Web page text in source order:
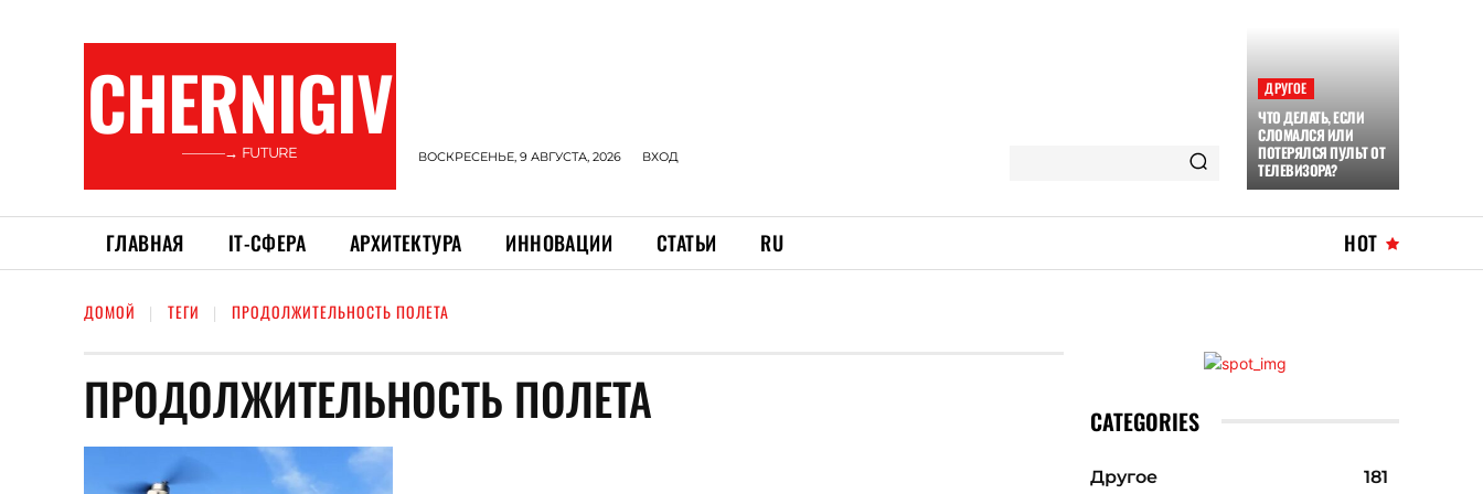
CHERNIGIV
———→ FUTURE ВОСКРЕСЕНЬЕ, 9 АВГУСТА, 2026 ВХОД
ДРУГОЕ
ЧТО ДЕЛАТЬ, ЕСЛИ
СЛОМАЛСЯ ИЛИ
ПОТЕРЯЛСЯ ПУЛЬТ ОТ
ТЕЛЕВИЗОРА?
ГЛАВНАЯ ІТ-СФЕРА АРХИТЕКТУРА ИННОВАЦИИ СТАТЬИ RU HOT
ДОМОЙ ТЕГИ ПРОДОЛЖИТЕЛЬНОСТЬ ПОЛЕТА
ПРОДОЛЖИТЕЛЬНОСТЬ ПОЛЕТА CATEGORIES
Другое 181